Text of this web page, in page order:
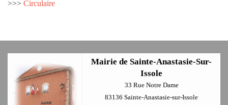
>>> Circulaire
Mairie de Sainte-Anastasie-Sur-
Issole
33 Rue Notre Dame
83136 Sainte-Anastasie-sur-Issole